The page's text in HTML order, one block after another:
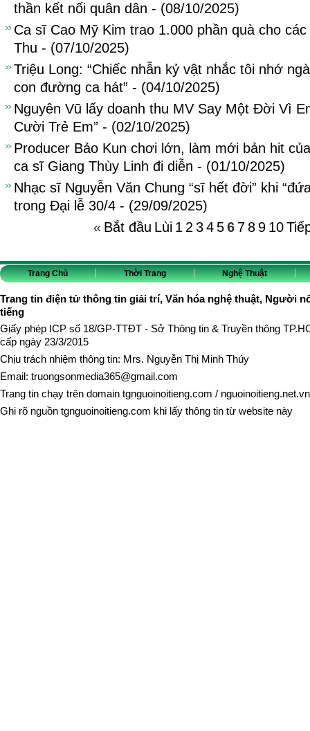
thần kết nối quân dân - (08/10/2025)
Ca sĩ Cao Mỹ Kim trao 1.000 phần quà cho
Thu - (07/10/2025)
Triệu Long: “Chiếc nhẫn kỷ vật nhắc tôi nhớ
con đường ca hát” - (04/10/2025)
Nguyên Vũ lấy doanh thu MV Say Một Đời Vì
Cười Trẻ Em” - (02/10/2025)
Producer Bảo Kun chơi lớn, làm mới bản hit
ca sĩ Giang Thùy Linh đi diễn - (01/10/2025)
Nhạc sĩ Nguyễn Văn Chung “sĩ hết đời” khi
trong Đại lễ 30/4 - (29/09/2025)
« Bắt đầu Lùi 1 2 34 56 7 8 9 10
Trang Chủ Thời Trang Nghệ Thuật
Trang tin điện tử thông tin giải trí, Văn hóa nghệ thuật, Người
tiếng
Giấy phép ICP số 18/GP-TTĐT - Sở Thông tin & Truyền thông
cấp ngày 23/3/2015
Chịu trách nhiệm thông tin: Mrs. Nguyễn Thị Minh Thúy
Email: truongsonmedia365@gmail.com
Trang tin chạy trên domain tgnguoinoitieng.com / nguoinoitieng.net.vn
Ghi rõ nguồn tgnguoinoitieng.com khi lấy thông tin từ website này